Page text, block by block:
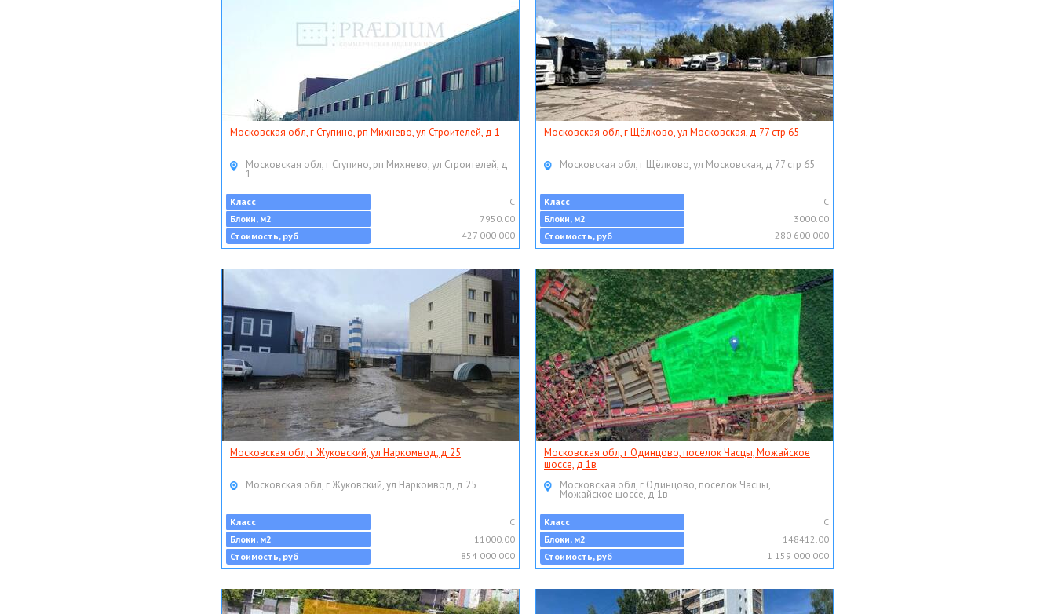
Московская обл, г Ступино, рп Михнево, ул Строителей, д 1
Московская обл, г Ступино, рп Михнево, ул Строителей, д
1
Класс
C
Блоки, м2
7950.00
Стоимость, руб
427 000 000
Московская обл, г Щёлково, ул Московская, д 77 стр 65
Московская обл, г Щёлково, ул Московская, д 77 стр 65
Класс
C
Блоки, м2
3000.00
Стоимость, руб
280 600 000
Московская обл, г Жуковский, ул Наркомвод, д 25
Московская обл, г Жуковский, ул Наркомвод, д 25
Класс
C
Блоки, м2
11000.00
Стоимость, руб
854 000 000
Московская обл, г Одинцово, поселок Часцы, Можайское
шоссе, д 1в
Московская обл, г Одинцово, поселок Часцы,
Можайское шоссе, д 1в
Класс
C
Блоки, м2
148412.00
Стоимость, руб
1 159 000 000